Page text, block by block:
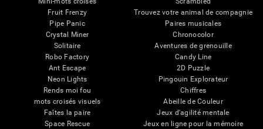
Fruit Frenzy
Pipe Panic
Crystal Miner
Solitaire
Robo Factory
Ant Escape
Neon Lights
Rends moi fou
mots croisés visuels
Faîtes la paire
Space Rescue
Trouvez votre animal de compagnie
Paires musicales
Chronocolor
Aventures de grenouille
Candy Line
2D Puzzle
Pingouin Explorateur
Chiffres
Abeille de Couleur
Jeux d'agilité mentale
Jeux en ligne pour la mémoire